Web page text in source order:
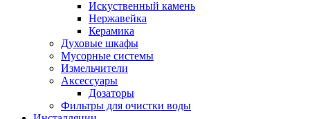
Искуственный камень
Нержавейка
Керамика
Духовые шкафы
Мусорные системы
Измельчители
Аксессуары
Дозаторы
Фильтры для очистки воды